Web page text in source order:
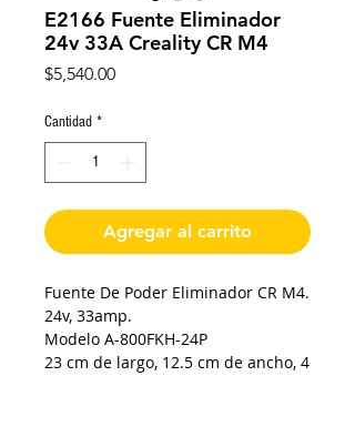
E2166 Fuente Eliminador
24v 33A Creality CR M4
$5,540.00Precio
Cantidad *
Agregar al carrito
Fuente De Poder Eliminador CR M4.
24v, 33amp.
Modelo A-800FKH-24P
23 cm de largo, 12.5 cm de ancho, 4